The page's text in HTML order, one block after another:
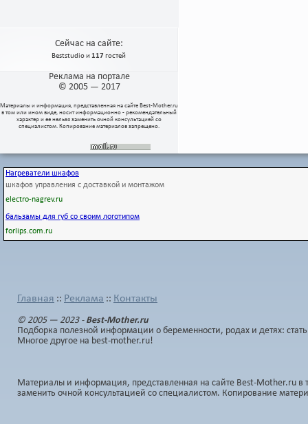
Сейчас на сайте:
Beststudioи117 гостей
Реклама на портале
© 2005 — 2017
Материалы и информация, представленная на сайте Best-Mother.ru
в том или ином виде, носит информационно - рекомендательный
характер и ее нельзя заменить очной консультацией со
специалистом. Копирование материалов запрещено.
Нагреватели шкафов
шкафов управления с доставкой и монтажом
electro-nagrev.ru
бальзамы для губ со своим логотипом
forlips.com.ru
Главная :: Реклама :: Контакты
© 2005 — 2023 - Best-Mother.ru
Подборка полезной информации о беременности, родах и детях:
Многое другое на best-mother.ru!
Материалы и информация, представленная на сайте Best-Mother.ru
заменить очной консультацией со специалистом. Копирование